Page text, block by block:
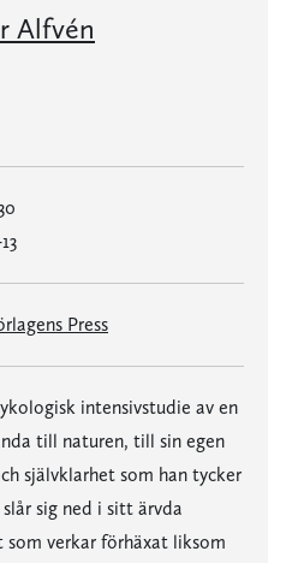
Alfvén
Press
intensivstudie av en
till naturen, till sin egen
självklarhet som han tycker
sig ned i sitt ärvda
verkar förhäxat liksom